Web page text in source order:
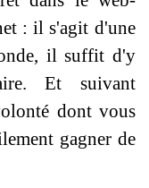
: il s'agit d'une
il suffit d'y
Et suivant
dont vous
gagner de